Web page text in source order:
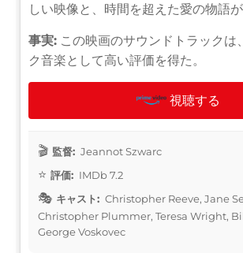
しい映像と、時間を超えた愛の物語が
事実: この映画のサウンドトラックは
ク音楽として高い評価を得た。
視聴する
監督: Jeannot Szwarc
評価: IMDb 7.2
キャスト: Christopher Reeve, Jane
Christopher Plummer, Teresa Wright,
George Voskovec